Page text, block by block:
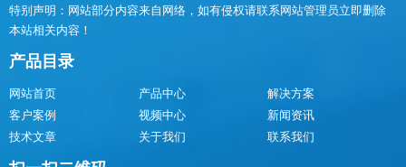
特别声明：网站部分内容来自网络，如有侵权请联系网站管理员立即删除
本站相关内容！
产品目录
网站首页 产品中心
解决方案
客户案例
视频中心
新闻资讯
技术文章
关于我们 联系我们